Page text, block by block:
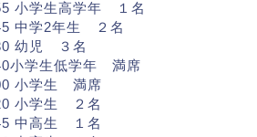
学生高学年 １名
学2年生 ２名
幼児 ３名
生低学年 満席
学生 満席
学生 ２名
高生 １名